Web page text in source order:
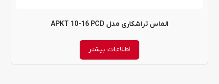
الماس تراشکاری مدل APKT 10-16 PCD
اطلاعات بیشتر